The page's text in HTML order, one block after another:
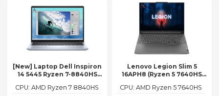
[New] Laptop Dell Inspiron
14 5445 Ryzen 7-8840HS
Radeon 780M Màn 14inch
CPU: AMD Ryzen 7 8840HS
Lenovo Legion Slim 5
16APH8 (Ryzen 5 7640HS
4060 16″ FHD+ 144Hz)
CPU: AMD Ryzen 5 7640HS